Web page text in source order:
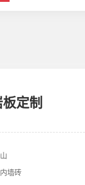
定制
墙砖